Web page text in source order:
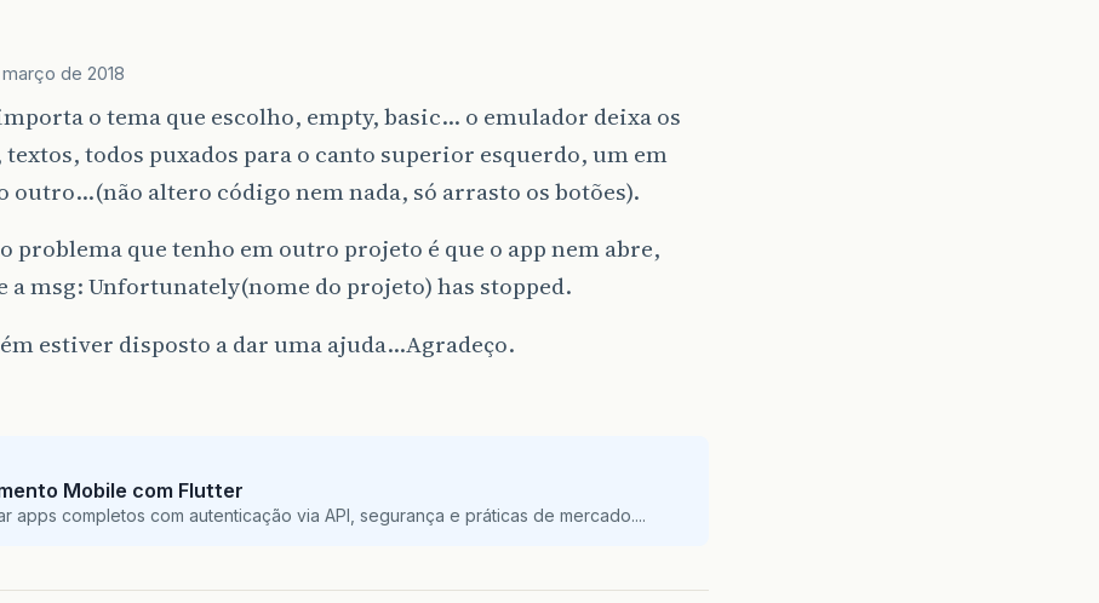
março de 2018
importa o tema que escolho, empty, basic… o emulador deixa os
textos, todos puxados para o canto superior esquerdo, um em
outro…(não altero código nem nada, só arrasto os botões).
problema que tenho em outro projeto é que o app nem abre,
a msg: Unfortunately(nome do projeto) has stopped.
estiver disposto a dar uma ajuda…Agradeço.
Mobile com Flutter
apps completos com autenticação via API, segurança e práticas de mercado....